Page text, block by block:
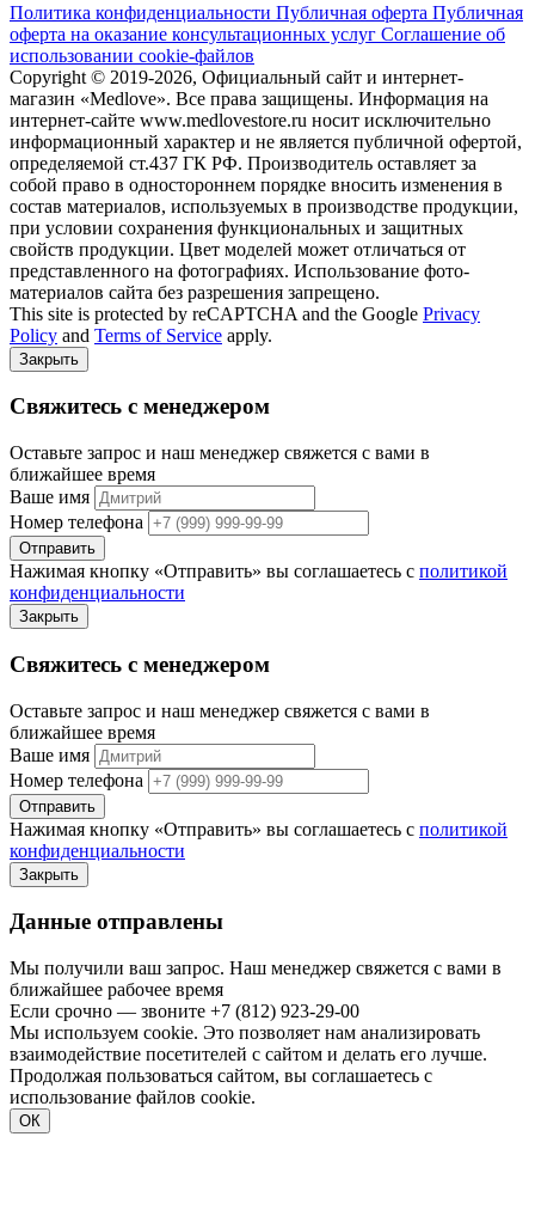
Политика конфиденциальности Публичная оферта Публичная
оферта на оказание консультационных услуг Соглашение об
использовании cookie-файлов
Copyright © 2019-2026, Официальный сайт и интернет-
магазин «Medlove». Все права защищены. Информация на
интернет-сайте www.medlovestore.ru носит исключительно
информационный характер и не является публичной офертой,
определяемой ст.437 ГК РФ. Производитель оставляет за
собой право в одностороннем порядке вносить изменения в
состав материалов, используемых в производстве продукции,
при условии сохранения функциональных и защитных
свойств продукции. Цвет моделей может отличаться от
представленного на фотографиях. Использование фото-
материалов сайта без разрешения запрещено.
This site is protected by reCAPTCHA and the Google Privacy
Policy and Terms of Service apply.
Закрыть
Свяжитесь с менеджером
Оставьте запрос и наш менеджер свяжется с вами в
ближайшее время
Ваше имя
Номер телефона
Отправить
Нажимая кнопку «Отправить» вы соглашаетесь с политикой
конфиденциальности
Закрыть
Свяжитесь с менеджером
Оставьте запрос и наш менеджер свяжется с вами в
ближайшее время
Ваше имя
Номер телефона
Отправить
Нажимая кнопку «Отправить» вы соглашаетесь с политикой
конфиденциальности
Закрыть
Данные отправлены
Мы получили ваш запрос. Наш менеджер свяжется с вами в
ближайшее рабочее время
Если срочно — звоните +7 (812) 923-29-00
Мы используем cookie. Это позволяет нам анализировать
взаимодействие посетителей с сайтом и делать его лучше.
Продолжая пользоваться сайтом, вы соглашаетесь с
использование файлов cookie.
ОК